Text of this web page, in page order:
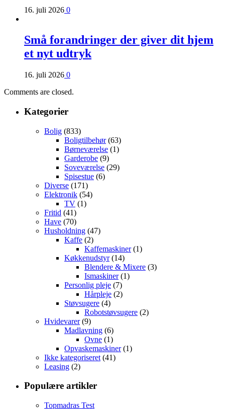
16. juli 2026 0
Små forandringer der giver dit hjem
et nyt udtryk
16. juli 2026 0
Comments are closed.
Kategorier
Bolig (833)
Boligtilbehør(63)
Børneværelse (1)
Garderobe (9)
Soveværelse (29)
Spisestue (6)
Diverse (171)
Elektronik (54)
TV (1)
Fritid (41)
Have (70)
Husholdning (47)
Kaffe (2)
Kaffemaskiner(1)
Køkkenudstyr(14)
Blendere & Mixere (3)
Ismaskiner(1)
Personlig pleje (7)
Hårpleje (2)
Støvsugere (4)
Robotstøvsugere (2)
Hvidevarer(9)
Madlavning (6)
Ovne (1)
Opvaskemaskiner(1)
Ikke kategoriseret (41)
Leasing (2)
Populære artikler
Topmadras Test